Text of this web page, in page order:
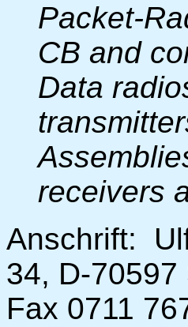
Packet-
CB and
Data
receivers
Anschrift:
34, D-70597
Fax 0711